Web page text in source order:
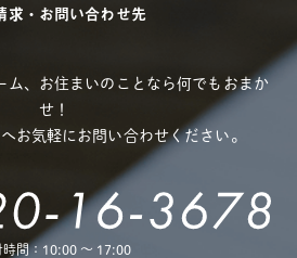
求・お問い合わせ先
ム、お住まいのことなら何でもおまか
せ！
お気軽にお問い合わせください。
時間：10:00 〜 17:00